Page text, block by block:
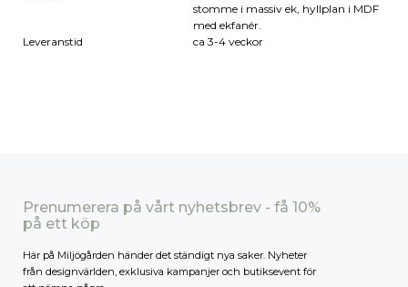
stomme i massiv ek, hyllplan i MDF
med ekfanér.
Leveranstid
ca 3-4 veckor
Prenumerera på vårt nyhetsbrev - få 10%
på ett köp
Här på Miljögården händer det ständigt nya saker. Nyheter
från designvärlden, exklusiva kampanjer och butiksevent för